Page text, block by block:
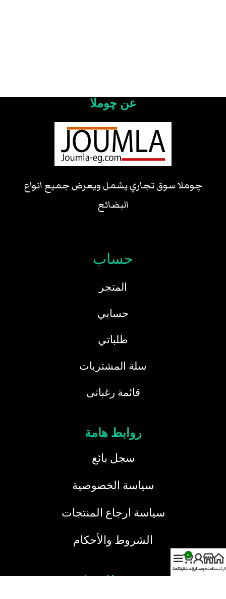
عن چوملا
چوملا سوق تجاري يشمل ويعرض جميع انواع
البضائع
حساب
المتجر
حسابي
طلباتي
سلة المشتريات
قائمة رغباتى
روابط هامة
سجل بائع
سياسة الخصوصية
سياسة ارجاع المنتجات
الشروط والأحكام
خدمة العملاء
الرئيسيةالمتجرحسابي
0
سلة المشتريات
القائمة